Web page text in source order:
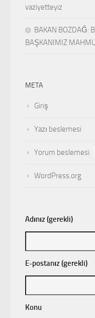
vaziyetteyiz
BAKAN BOZDAĞ:
BAŞKANIMIZ
META
Giriş
Yazı beslemesi
Yorum beslemesi
WordPress.org
Adınız (gerekli)
E-postanız (gerekli)
Konu